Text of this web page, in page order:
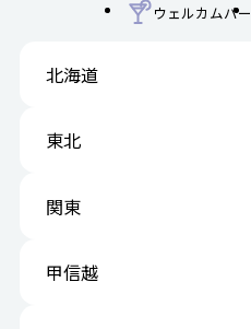
ウェルカムバー
北海道
東北
関東
甲信越